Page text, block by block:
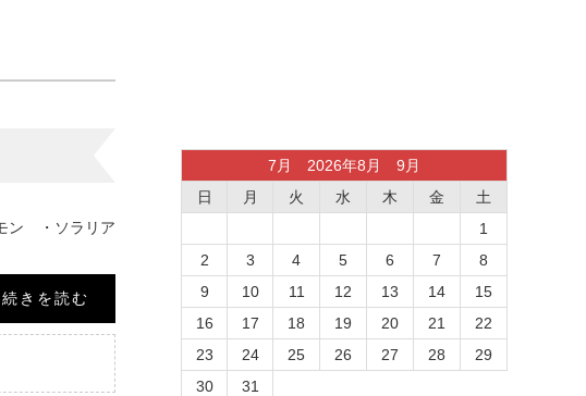
ン ・ソラリア
きを読む
7月 2026年8月 9月
日
月 火 水 木 金
土
1
2
3 4 5 6 7
8
9
10 11 12 13 14
15
16
17 18 19 20 21
22
23
24 25 26 27 28
29
30
31